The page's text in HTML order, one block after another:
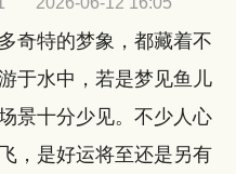
奇特的梦象，都藏着不
于水中，若是梦见鱼儿
景十分少见。不少人心
，是好运将至还是另有